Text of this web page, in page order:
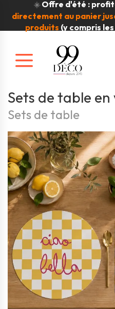
☀️ Offre d'été :
directement au panier
produits (y compris
Sets de table
Sets de table